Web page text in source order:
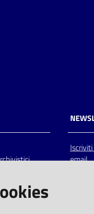
fax
email